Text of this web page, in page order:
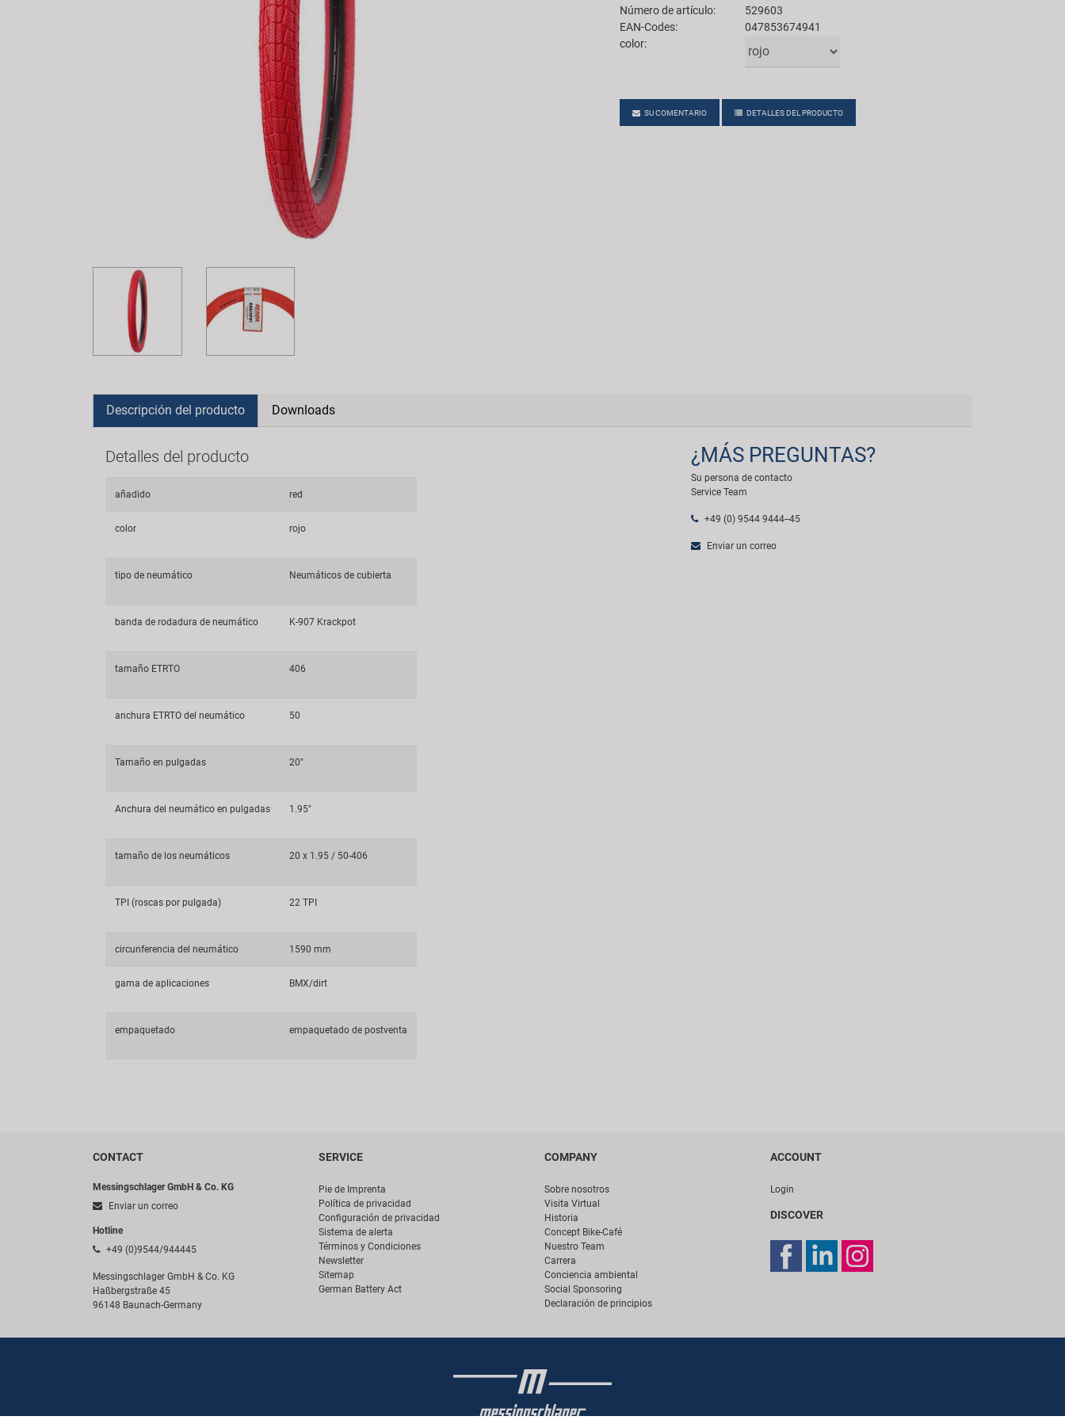
Número de artículo:
529603
EAN-Codes:
047853674941
color:
SU COMENTARIO DETALLES DEL PRODUCTO
Descripción del producto Downloads
Detalles del producto
añadido red
color rojo
tipo de neumático Neumáticos de cubierta
banda de rodadura de neumático K-907 Krackpot
tamaño ETRTO 406
anchura ETRTO del neumático 50
Tamaño en pulgadas 20"
Anchura del neumático en pulgadas 1.95"
tamaño de los neumáticos 20 x 1.95 / 50-406
TPI (roscas por pulgada) 22 TPI
circunferencia del neumático 1590 mm
gama de aplicaciones BMX/dirt
empaquetado empaquetado de postventa
¿MÁS PREGUNTAS?
Su persona de contacto
Service Team
+49 (0) 9544 9444--45
Enviar un correo
CONTACT
Messingschlager GmbH & Co. KG
Enviar un correo
Hotline
+49 (0)9544/944445
Messingschlager GmbH & Co. KG
Haßbergstraße 45
96148 Baunach-Germany
SERVICE
Pie de Imprenta
Política de privacidad
Configuración de privacidad
Sistema de alerta
Términos y Condiciones
Newsletter
Sitemap
German Battery Act
COMPANY
Sobre nosotros
Visita Virtual
Historia
Concept Bike-Café
Nuestro Team
Carrera
Conciencia ambiental
Social Sponsoring
Declaración de principios
ACCOUNT
Login
DISCOVER